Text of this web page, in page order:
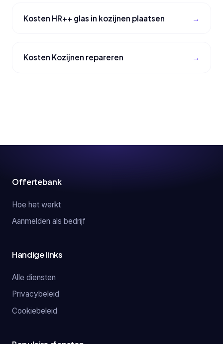
Kosten HR++ glas in kozijnen plaatsen
Kosten Kozijnen repareren
Offertebank
Hoe het werkt
Aanmelden als bedrijf
Handige links
Alle diensten
Privacybeleid
Cookiebeleid